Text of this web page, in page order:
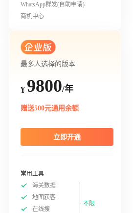
WhatsApp群发(自助申请)
商机中心
最多人选择的版本
¥ 9800/年
赠送500元通用余额
立即开通
常用工具
海关数据
地图获客
在线搜
不限